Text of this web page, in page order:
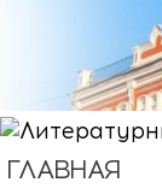
ГЛАВНАЯ